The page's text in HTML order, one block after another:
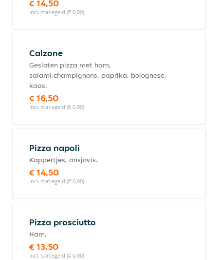
€ 14,50
incl. statiegeld (€ 0,00)
Calzone
Gesloten pizza met ham,
salami,champignons, paprika, bolognese,
kaas.
€ 16,50
incl. statiegeld (€ 0,00)
Pizza napoli
Kappertjes, ansjovis.
€ 14,50
incl. statiegeld (€ 0,00)
Pizza prosciutto
Ham.
€ 13,50
incl. statiegeld (€ 0,00)